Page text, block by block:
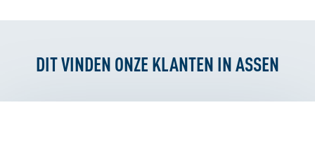
DIT VINDEN ONZE KLANTEN IN ASSEN